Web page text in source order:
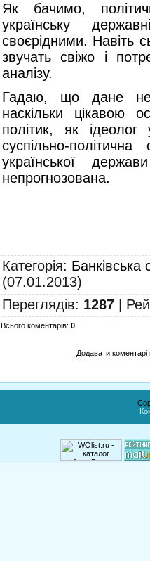
Як бачимо,
українську
своєрідними. Навіть
звучать свіжо і
аналізу.
Гадаю, що дане
наскільки цікавою
політик, як ідеолог
суспільно-
української
непрогнозована.
Категорія: Банківська
(07.01.2013)
Переглядів: 1287
Всього коментарів: 0
Додавати